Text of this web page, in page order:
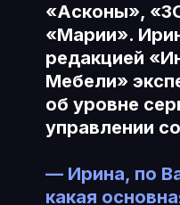
«Асконы»,
«Марии».
редакцией
Мебели»
об уровне
управлении
— Ирина, по
какая